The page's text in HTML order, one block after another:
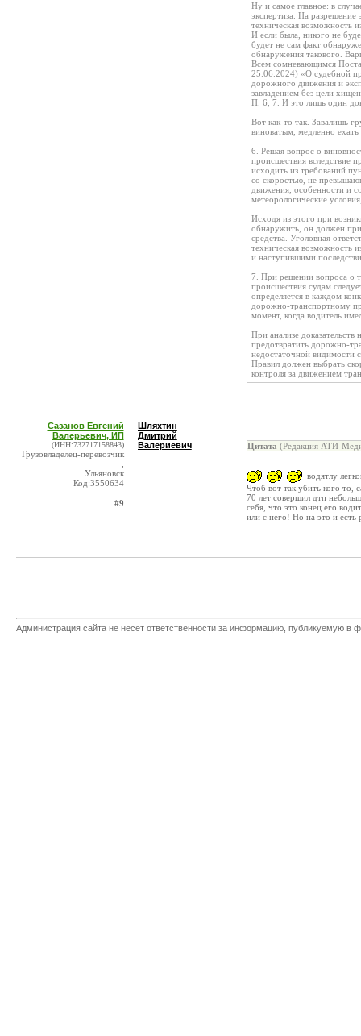
Ну и самое главное: в
экспертиза. На
техническая возможность
И если была, никого не
будет не сам факт
обнаружения такового.
Всем сомневающимся
25.06.2024) «О судебной
дорожного движения и
завладением без цели
П. 6, 7. И это лишь один
Вот как-то так. Завалишь
виноватым, медленно
6. Решая вопрос о
происшествия вследствие
исходить из требований
со скоростью, не
движения, особенности и
метеорологические
Исходя из этого при
обнаружить, он должен
средства. Уголовная
техническая возможность
и наступившими
7. При решении вопроса о
происшествия судам
определяется в каждом
дорожно-транспортному
момент, когда водитель
При анализе
предотвратить дорожно-
недостаточной видимости
Правил должен выбрать
контроля за движением
Сазанов Евгений
Валерьевич, ИП
(ИНН:732717158843)
Грузовладелец-перевозчик
Ульяновск
Код:3550634
#9
Шляхтин
Дмитрий
Валериевич
Цитата (Редакция АТИ-
водятлу
Чтоб вот так убить кого
70 лет совершил дтп
себя, что это конец его
или с него! Но на это и есть
Администрация сайта не несет ответственности за информацию, публикуемую